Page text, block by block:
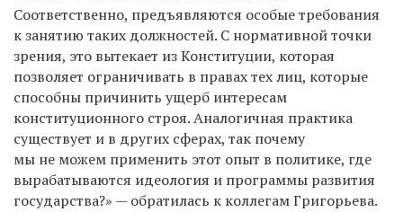
Соответственно, предъявляются особые требования
к занятию таких должностей. С нормативной точки
зрения, это вытекает из Конституции, которая
позволяет ограничивать в правах тех лиц, которые
способны причинить ущерб интересам
конституционного строя. Аналогичная практика
существует и в других сферах, так почему
мы не можем применить этот опыт в политике, где
вырабатываются идеология и программы развития
государства?» — обратилась к коллегам Григорьева.